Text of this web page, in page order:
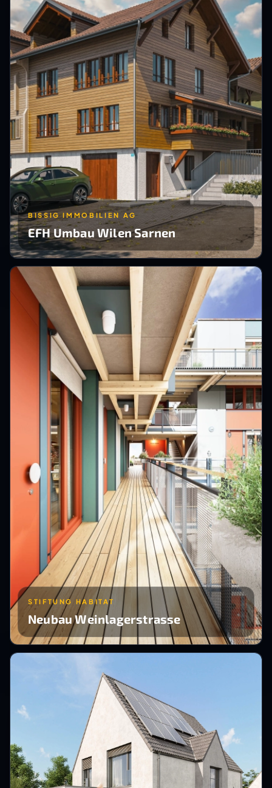
BISSIG IMMOBILIEN AG
EFH Umbau Wilen Sarnen
STIFTUNG HABITAT
Neubau Weinlagerstrasse